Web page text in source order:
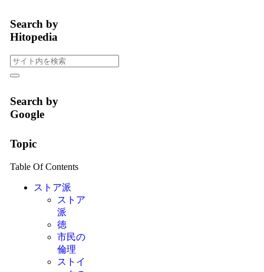
Search by
Hitopedia
Search by
Google
Topic
Table Of Contents
ストア派
ストア
派
徳
市民の
倫理
ストイ